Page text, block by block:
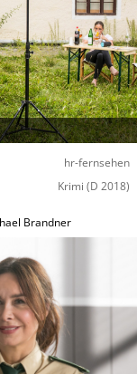
hr-fernsehen
Krimi (D 2018)
Brandner